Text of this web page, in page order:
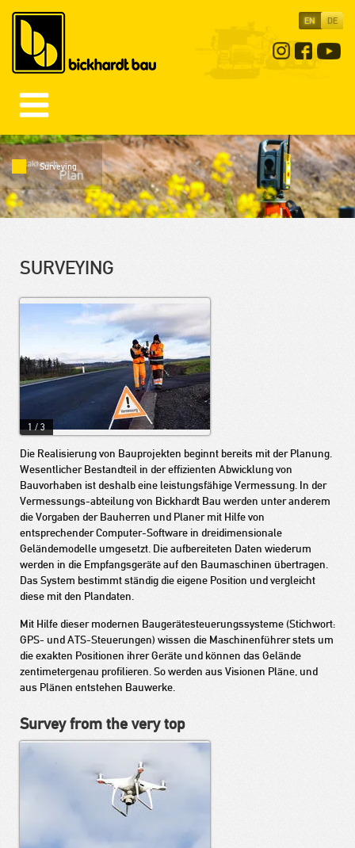
EN DE
Surveying
SURVEYING
1/3
Die Realisierung von Bauprojekten beginnt bereits mit der Planung.
Wesentlicher Bestandteil in der effizienten Abwicklung von
Bauvorhaben ist deshalb eine leistungsfähige Vermessung. In der
Vermessungs-abteilung von Bickhardt Bau werden unter anderem
die Vorgaben der Bauherren und Planer mit Hilfe von
entsprechender Computer-Software in dreidimensionale
Geländemodelle umgesetzt. Die aufbereiteten Daten wiederum
werden in die Empfangsgeräte auf den Baumaschinen übertragen.
Das System bestimmt ständig die eigene Position und vergleicht
diese mit den Plandaten.
Mit Hilfe dieser modernen Baugerätesteuerungssysteme (Stichwort:
GPS- und ATS-Steuerungen) wissen die Maschinenführer stets um
die exakten Positionen ihrer Geräte und können das Gelände
zentimetergenau profilieren. So werden aus Visionen Pläne, und
aus Plänen entstehen Bauwerke.
Survey from the very top